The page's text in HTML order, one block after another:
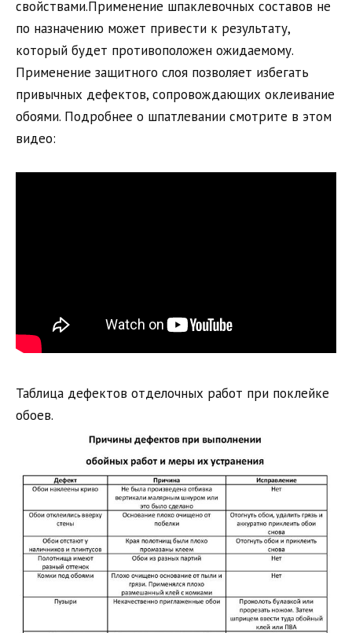
свойствами.Применение шпаклевочных составов не
по назначению может привести к результату,
который будет противоположен ожидаемому.
Применение защитного слоя позволяет избегать
привычных дефектов, сопровождающих оклеивание
обоями. Подробнее о шпатлевании смотрите в этом
видео:
Таблица дефектов отделочных работ при поклейке
обоев.